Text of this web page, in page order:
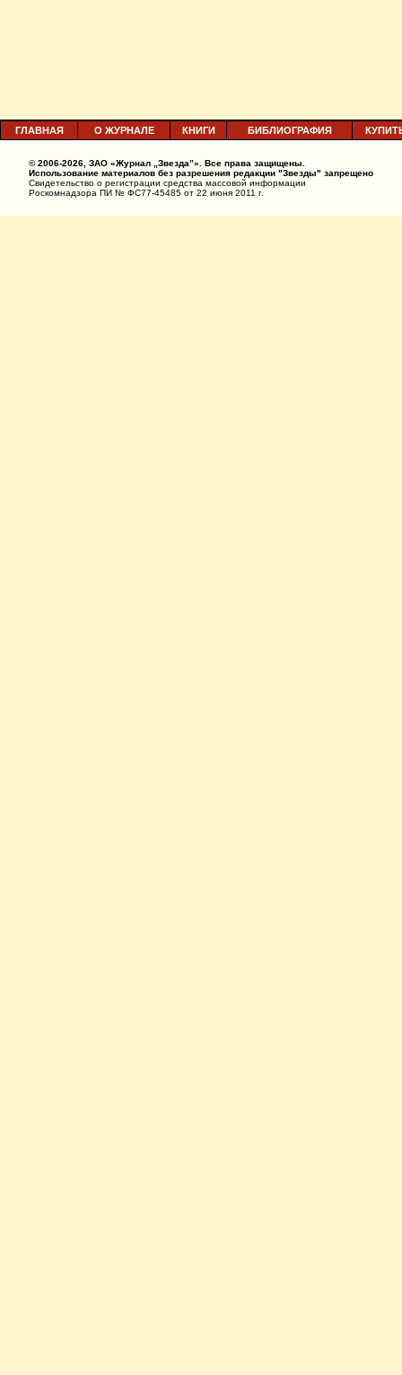
ГЛАВНАЯ О ЖУРНАЛЕ КНИГИ БИБЛИОГРАФИЯ
© 2006-2026, ЗАО «Журнал „Звезда”». Все права защищены.
Использование материалов без разрешения редакции "Звезды" запрещено
Свидетельство о регистрации средства массовой информации
Роскомнадзора ПИ № ФС77-45485 от 22 июня 2011 г.